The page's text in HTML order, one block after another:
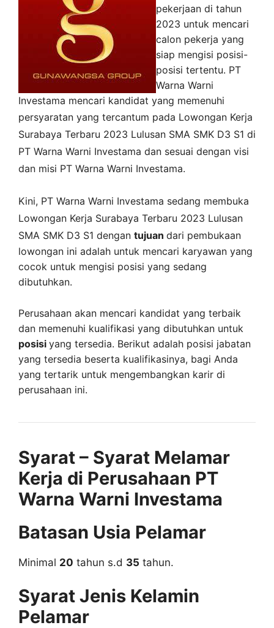
pekerjaan di tahun
2023 untuk mencari
calon pekerja yang
siap mengisi posisi-
posisi tertentu. PT
Warna Warni
Investama mencari kandidat yang memenuhi
persyaratan yang tercantum pada Lowongan Kerja
Surabaya Terbaru 2023 Lulusan SMA SMK D3 S1 di
PT Warna Warni Investama dan sesuai dengan visi
dan misi PT Warna Warni Investama.
Kini, PT Warna Warni Investama sedang membuka
Lowongan Kerja Surabaya Terbaru 2023 Lulusan
SMA SMK D3 S1 dengan tujuan dari pembukaan
lowongan ini adalah untuk mencari karyawan yang
cocok untuk mengisi posisi yang sedang
dibutuhkan.
Perusahaan akan mencari kandidat yang terbaik
dan memenuhi kualifikasi yang dibutuhkan untuk
posisi yang tersedia. Berikut adalah posisi jabatan
yang tersedia beserta kualifikasinya, bagi Anda
yang tertarik untuk mengembangkan karir di
perusahaan ini.
Syarat – Syarat Melamar
Kerja di Perusahaan PT
Warna Warni Investama
Batasan Usia Pelamar
Minimal 20 tahun s.d 35 tahun.
Syarat Jenis Kelamin
Pelamar